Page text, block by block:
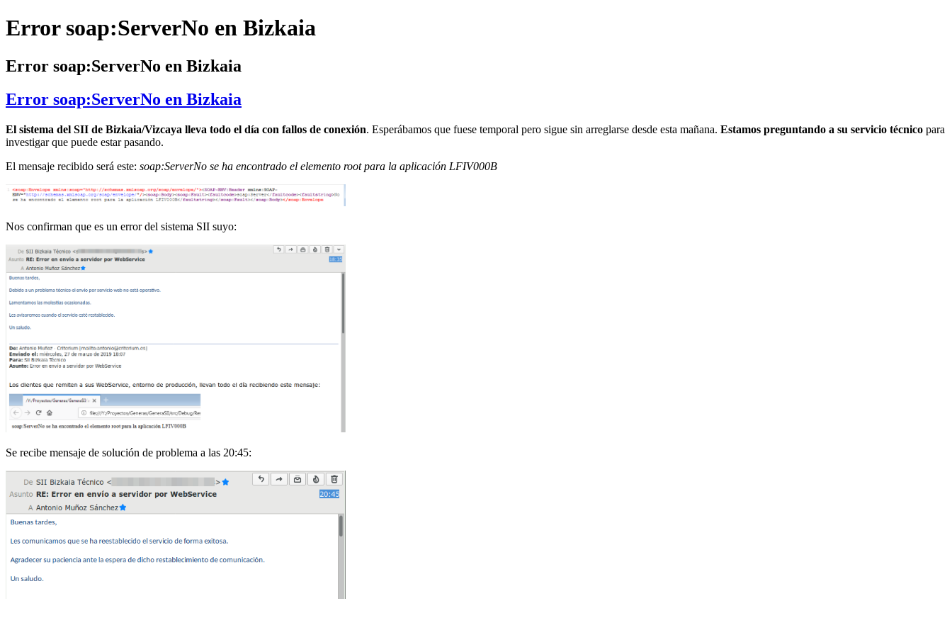
Error soap:ServerNo en Bizkaia
Error soap:ServerNo en Bizkaia
Error soap:ServerNo en Bizkaia
El sistema del SII de Bizkaia/Vizcaya lleva todo el día con fallos de conexión. Esperábamos que fuese temporal pero sigue sin arreglarse desde esta mañana. Estamos preguntando a su servicio técnico para
investigar que puede estar pasando.
El mensaje recibido será este: soap:ServerNo se ha encontrado el elemento root para la aplicación LFIV000B
Nos confirman que es un error del sistema SII suyo:
Se recibe mensaje de solución de problema a las 20:45: